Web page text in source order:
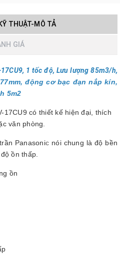
THUẬT-MÔ TẢ
GIÁ
1 tốc độ, Lưu lượng 85m3/h,
động cơ bạc đạn nắp kín,
5m2
17CU9 có thiết kế hiện đại, thích
văn phòng.
Panasonic nói chung là độ bền
ồn thấp.
ồn